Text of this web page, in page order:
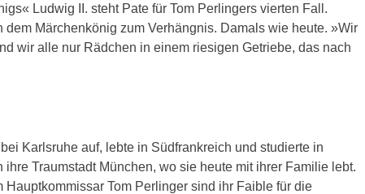
Ludwig II. steht Pate für Tom Perlingers vierten Fall.
Märchenkönig zum Verhängnis. Damals wie heute. »Wir
wir alle nur Rädchen in einem riesigen Getriebe, das nach
Karlsruhe auf, lebte in Südfrankreich und studierte in
Traumstadt München, wo sie heute mit ihrer Familie lebt.
Tom Perlinger sind ihr Faible für die